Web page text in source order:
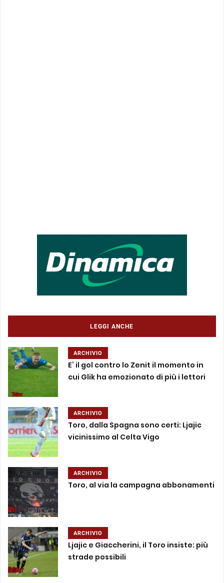
LEGGI ANCHE
ARCHIVIO
E’ il gol contro lo Zenit il momento in
cui Glik ha emozionato di più i lettori
ARCHIVIO
Toro, dalla Spagna sono certi: Ljajic
vicinissimo al Celta Vigo
ARCHIVIO
Toro, al via la campagna abbonamenti
ARCHIVIO
Ljajic e Giaccherini, il Toro insiste: più
strade possibili